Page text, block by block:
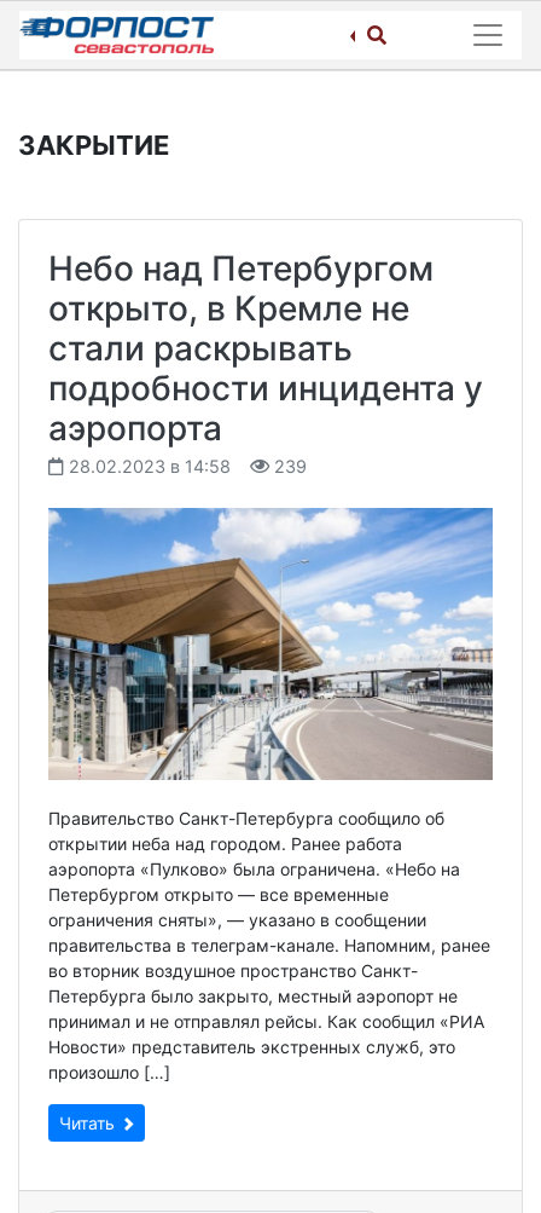
Skip
content
ЗАКРЫТИЕ
Небо над Петербургом
открыто, в Кремле не
стали раскрывать
подробности инцидента у
аэропорта
28.02.2023 в 14:58 239
Правительство Санкт-Петербурга сообщило об
открытии неба над городом. Ранее работа
аэропорта «Пулково» была ограничена. «Небо на
Петербургом открыто — все временные
ограничения сняты», — указано в сообщении
правительства в телеграм-канале. Напомним, ранее
во вторник воздушное пространство Санкт-
Петербурга было закрыто, местный аэропорт не
принимал и не отправлял рейсы. Как сообщил «РИА
Новости» представитель экстренных служб, это
произошло […]
Читать